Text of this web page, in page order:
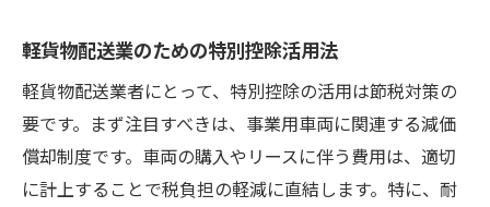
デジタルツールを使った効率的な業務管理
軽貨物配送を通じた地域特性を活かした節税テ
クニック
地域分析によるターゲットマーケティング
地元イベントへの参加がもたらす効果
軽貨物配送業のための特別控除活用法
軽貨物配送業者にとって、特別控除の活用は節税対策の
要です。まず注目すべきは、事業用車両に関連する減価
償却制度です。車両の購入やリースに伴う費用は、適切
に計上することで税負担の軽減に直結します。特に、耐